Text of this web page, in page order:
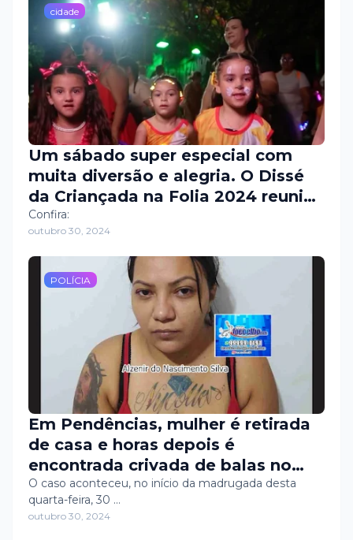
cidade
Um sábado super especial com
muita diversão e alegria. O Dissé
da Criançada na Folia 2024 reuniu
as famílias dixseptienses e foi um
sucesso novamente. Confira
alguma imagens desse grande
evento realizado pela Prefeitura de
Governador Dix-Sept Rosado.
Confira:
outubro 30, 2024
POLÍCIA
Em Pendências, mulher é retirada
de casa e horas depois é
encontrada crivada de balas no
vale do Açu
O caso aconteceu, no início da madrugada desta
quarta-feira, 30 …
outubro 30, 2024